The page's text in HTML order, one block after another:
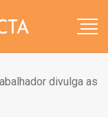
divulga as